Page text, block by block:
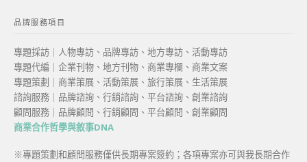
品牌服務項目
專題採訪｜人物專訪、品牌專訪、地方專訪、活動專訪
專題代編｜企業刊物、地方刊物、商業專欄、商業文案
專題策劃｜商業策展、活動策展、旅行策展、生活策展
諮詢服務｜品牌諮詢、行銷諮詢、平台諮詢、創業諮詢
顧問服務｜品牌顧問、行銷顧問、平台顧問、創業顧問
商業合作哲學與敘事DNA
※專題策劃和顧問服務僅供長期專案簽約；各項專案亦可與我長期合作